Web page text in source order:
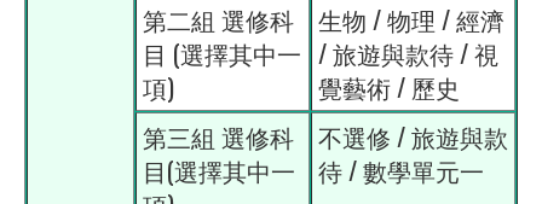
第二組 選修科
目 (選擇其中一
項)
生物 / 物理 / 經濟
/ 旅遊與款待 / 視
覺藝術 / 歷史
第三組 選修科
目(選擇其中一
不選修 / 旅遊與款
待 / 數學單元一